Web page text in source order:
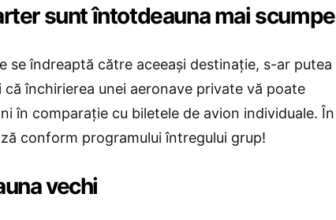
sunt întotdeauna mai scumpe
se îndreaptă către aceeași destinație, s-ar putea
închirierea unei aeronave private vă poate
în comparație cu biletele de avion individuale. În
conform programului întregului grup!
vechi